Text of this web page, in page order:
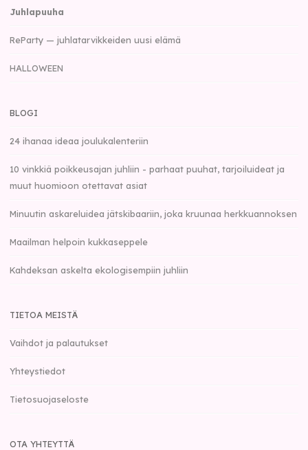
Juhlapuuha
ReParty — juhlatarvikkeiden uusi elämä
HALLOWEEN
BLOGI
24 ihanaa ideaa joulukalenteriin
10 vinkkiä poikkeusajan juhliin - parhaat puuhat, tarjoiluideat ja
muut huomioon otettavat asiat
Minuutin askareluidea jätskibaariin, joka kruunaa herkkuannoksen
Maailman helpoin kukkaseppele
Kahdeksan askelta ekologisempiin juhliin
TIETOA MEISTÄ
Vaihdot ja palautukset
Yhteystiedot
Tietosuojaseloste
OTA YHTEYTTÄ